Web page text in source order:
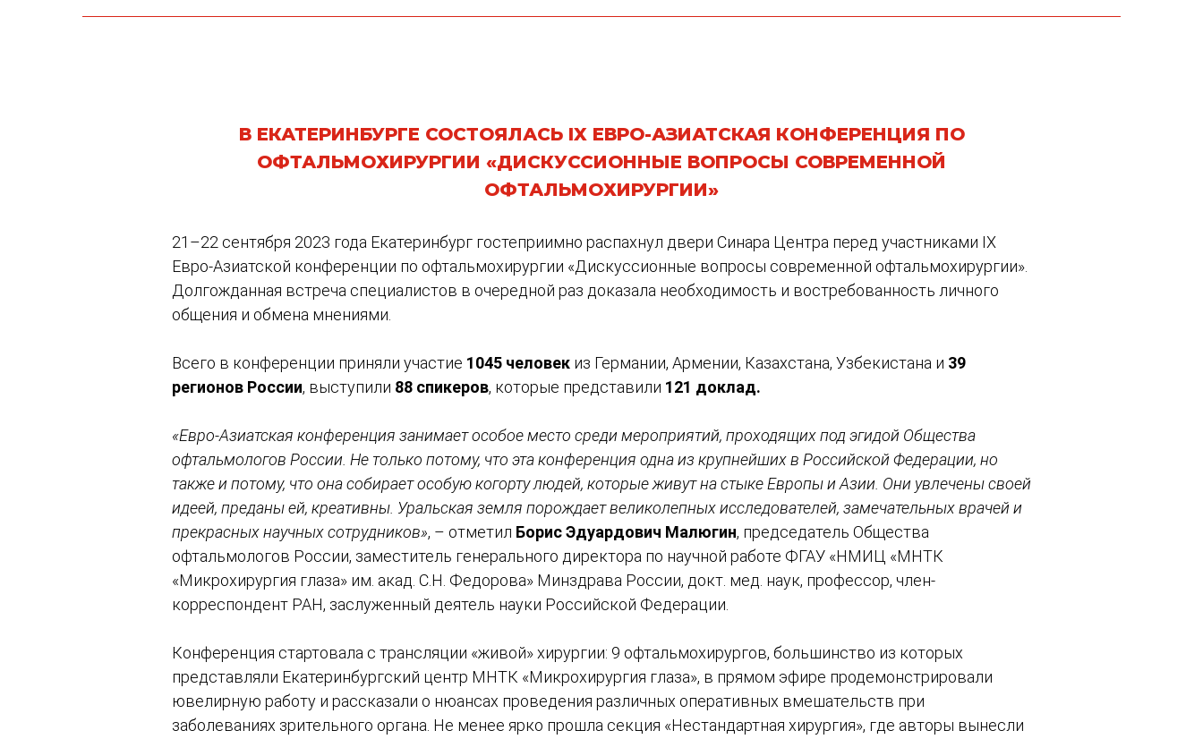
В ЕКАТЕРИНБУРГЕ СОСТОЯЛАСЬ IX ЕВРО-АЗИАТСКАЯ КОНФЕРЕНЦИЯ ПО
ОФТАЛЬМОХИРУРГИИ «ДИСКУССИОННЫЕ ВОПРОСЫ СОВРЕМЕННОЙ
ОФТАЛЬМОХИРУРГИИ»
21–22 сентября 2023 года Екатеринбург гостеприимно распахнул двери Синара Центра перед участниками IX
Евро-Азиатской конференции по офтальмохирургии «Дискуссионные вопросы современной офтальмохирургии».
Долгожданная встреча специалистов в очередной раз доказала необходимость и востребованность личного
общения и обмена мнениями.
Всего в конференции приняли участие 1045 человек из Германии, Армении, Казахстана, Узбекистана и 39
регионов России, выступили 88 спикеров, которые представили 121 доклад.
«Евро-Азиатская конференция занимает особое место среди мероприятий, проходящих под эгидой Общества
офтальмологов России. Не только потому, что эта конференция одна из крупнейших в Российской Федерации, но
также и потому, что она собирает особую когорту людей, которые живут на стыке Европы и Азии. Они увлечены своей
идеей, преданы ей, креативны. Уральская земля порождает великолепных исследователей, замечательных врачей и
прекрасных научных сотрудников», – отметил Борис Эдуардович Малюгин, председатель Общества
офтальмологов России, заместитель генерального директора по научной работе ФГАУ «НМИЦ «МНТК
«Микрохирургия глаза» им. акад. С.Н. Федорова» Минздрава России, докт. мед. наук, профессор, член-
корреспондент РАН, заслуженный деятель науки Российской Федерации.
Конференция стартовала с трансляции «живой» хирургии: 9 офтальмохирургов, большинство из которых
представляли Екатеринбургский центр МНТК «Микрохирургия глаза», в прямом эфире продемонстрировали
ювелирную работу и рассказали о нюансах проведения различных оперативных вмешательств при
заболеваниях зрительного органа. Не менее ярко прошла секция «Нестандартная хирургия», где авторы вынесли